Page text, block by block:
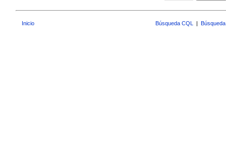
Inicio Búsqueda CQL